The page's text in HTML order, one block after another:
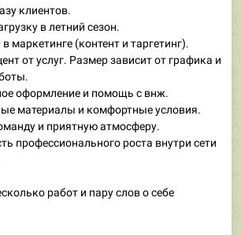
клиентов.
в летний сезон.
маркетинге (контент и таргетинг).
от услуг. Размер зависит от графика и
оформление и помощь с внж.
материалы и комфортные условия.
и приятную атмосферу.
профессионального роста внутри сети
работ и пару слов о себе